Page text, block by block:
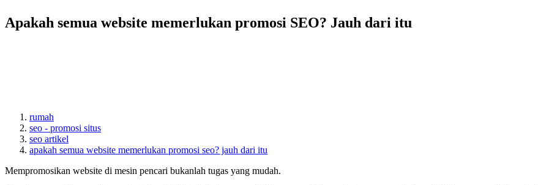
Apakah semua website memerlukan promosi SEO? Jauh dari itu
rumah
seo - promosi situs
seo artikel
apakah semua website memerlukan promosi seo? jauh dari itu
Mempromosikan website di mesin pencari bukanlah tugas yang mudah.